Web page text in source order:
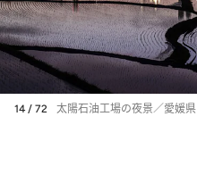
14 / 72 太陽石油工場の夜景／愛媛県